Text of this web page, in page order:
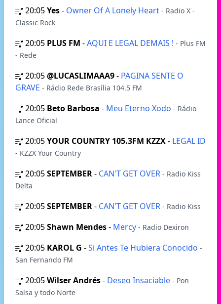
20:05Yes- Owner Of A Lonely Heart - Radio X -
Classic Rock
20:05 PLUS FM -AQUI E LEGAL DEMAIS ! - Plus FM
- Rede
20:05@LUCASLIMAAA9- PAGINA SENTE O
GRAVE - Rádio Rede Brasília 104.5 FM
20:05 Beto Barbosa - Meu Eterno Xodo - Rádio
Lance Oficial
20:05YOUR COUNTRY 105.3FM KZZX- LEGAL ID
- KZZX Your Country
20:05SEPTEMBER- CAN'T GET OVER - Radio Kiss
Delta
20:05SEPTEMBER- CAN'T GET OVER - Radio Kiss
20:05Shawn Mendes- Mercy - Radio Dexiron
20:05 KAROL G -Si Antes Te Hubiera Conocido -
San Fernando FM
20:05Wilser Andrés- Deseo Insaciable - Pon
Salsa y todo Norte